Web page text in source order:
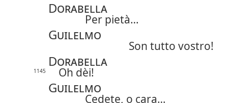
Dorabella
Per pietà…
Guilelmo
Son tutto vostro!
Dorabella
1145 Oh dèi!
Guilelmo
Cedete, o cara…